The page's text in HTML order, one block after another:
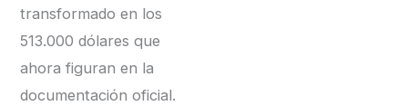
transformado en los
513.000 dólares que
ahora figuran en la
documentación oficial.